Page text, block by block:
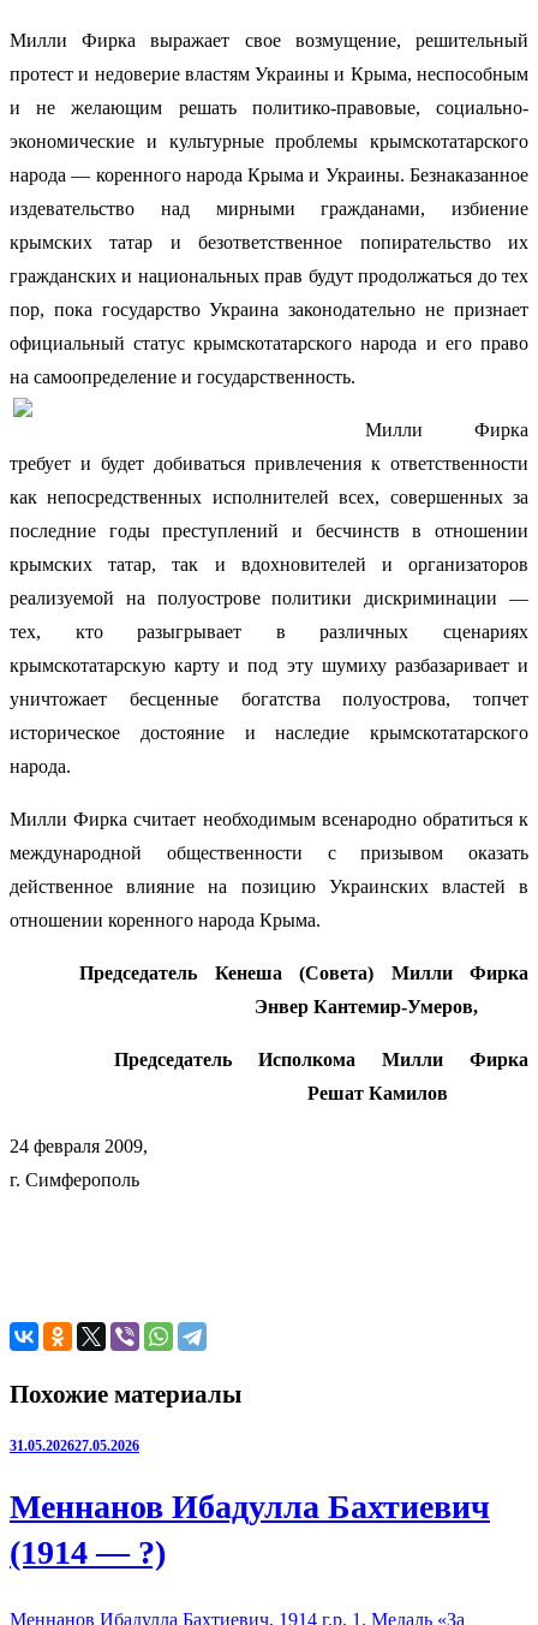
Милли Фирка выражает свое возмущение, решительный
протест и недоверие властям Украины и Крыма, неспособным
и не желающим решать политико-правовые, социально-
экономические и культурные проблемы крымскотатарского
народа — коренного народа Крыма и Украины. Безнаказанное
издевательство над мирными гражданами, избиение
крымских татар и безответственное попирательство их
гражданских и национальных прав будут продолжаться до тех
пор, пока государство Украина законодательно не признает
официальный статус крымскотатарского народа и его право
на самоопределение и государственность.
Милли Фирка
требует и будет добиваться привлечения к ответственности
как непосредственных исполнителей всех, совершенных за
последние годы преступлений и бесчинств в отношении
крымских татар, так и вдохновителей и организаторов
реализуемой на полуострове политики дискриминации —
тех, кто разыгрывает в различных сценариях
крымскотатарскую карту и под эту шумиху разбазаривает и
уничтожает бесценные богатства полуострова, топчет
историческое достояние и наследие крымскотатарского
народа.
Милли Фирка считает необходимым всенародно обратиться к
международной общественности с призывом оказать
действенное влияние на позицию Украинских властей в
отношении коренного народа Крыма.
Председатель Кенеша (Совета) Милли Фирка
Энвер Кантемир-Умеров,
Председатель Исполкома Милли Фирка
Решат Камилов
24 февраля 2009,
г. Симферополь
Похожие материалы
31.05.202627.05.2026
Меннанов Ибадулла Бахтиевич
(1914 — ?)
Меннанов Ибадулла Бахтиевич, 1914 г.р. 1. Медаль «За